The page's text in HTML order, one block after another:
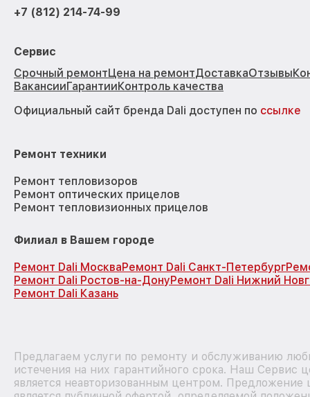
+7 (812) 214-74-99
Сервис
Срочный ремонтЦена на ремонтДоставкаОтзывы
ВакансииГарантииКонтроль качества
Официальный сайт бренда Dali доступен по ссылке
Ремонт техники
Ремонт тепловизоров
Ремонт оптических прицелов
Ремонт тепловизионных прицелов
Филиал в Вашем городе
Ремонт Dali МоскваРемонт Dali Санкт-Петербург
Ремонт Dali Ростов-на-ДонуРемонт Dali Нижний
Ремонт Dali Казань
Предлагаем услуги по ремонту и обслуживанию
истечения на них гарантийного срока. Наш Сервис
является неавторизованным центром. Предложение